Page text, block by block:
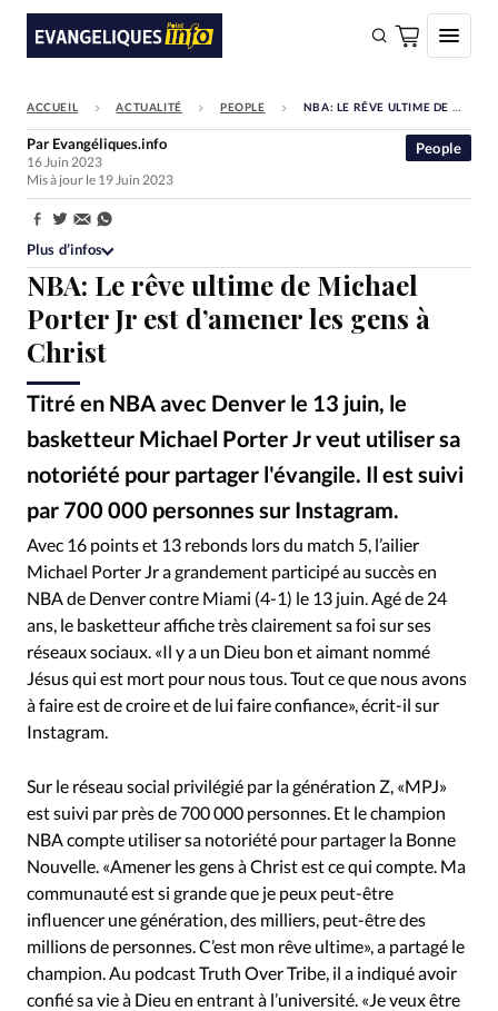
FAIRE UN DON
Faire un don
Société
Monde
Bible
Toute l'actualité
Devise:CHF
RUBRIQUES
Toute l'actualité
Economie
Eglises
Histoire Laicité
Liberté religieuse
Mission
Monde People Politique
Religions
Société
ACCUEIL ACTUALITÉ PEOPLE NBA: LE RÊVE ULTIME DE MICHAEL PORTER JR EST D’AMENER LES GENS À CHRIST
NBA: Le rêve ultime de Michael
Porter Jr est d’amener les gens à
Christ
Titré en NBA avec Denver le 13 juin, le
basketteur Michael Porter Jr veut utiliser sa
notoriété pour partager l'évangile. Il est suivi
par 700 000 personnes sur Instagram.
People
Par Evangéliques.info
16 Juin 2023
Mis à jour le 19 Juin 2023
Partager:
Plus d’infos
©Instagram - Gravement blessé au dos en 2018, Michael Porter Jr aurait pu ne plus jamais rejouer au basket selon un médecin
Avec 16 points et 13 rebonds lors du match 5, l’ailier
Michael Porter Jr a grandement participé au succès en
NBA de Denver contre Miami (4-1) le 13 juin. Agé de 24
ans, le basketteur affiche très clairement sa foi sur ses
réseaux sociaux. «Il y a un Dieu bon et aimant nommé
Jésus qui est mort pour nous tous. Tout ce que nous avons
à faire est de croire et de lui faire confiance», écrit-il sur
Instagram.
Sur le réseau social privilégié par la génération Z, «MPJ»
est suivi par près de 700 000 personnes. Et le champion
NBA compte utiliser sa notoriété pour partager la Bonne
Nouvelle. «Amener les gens à Christ est ce qui compte. Ma
communauté est si grande que je peux peut-être
influencer une génération, des milliers, peut-être des
millions de personnes. C’est mon rêve ultime», a partagé le
champion. Au podcast Truth Over Tribe, il a indiqué avoir
confié sa vie à Dieu en entrant à l’université. «Je veux être